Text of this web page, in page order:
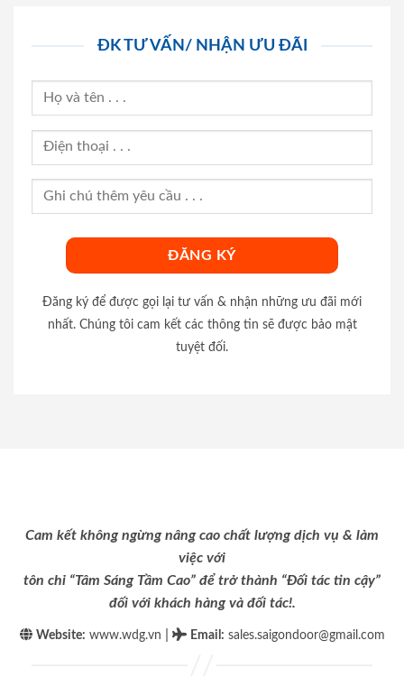
ĐK TƯ VẤN/ NHẬN ƯU ĐÃI
Đăng ký để được gọi lại tư vấn & nhận những ưu đãi mới
nhất. Chúng tôi cam kết các thông tin sẽ được bảo mật
tuyệt đối.
Cam kết không ngừng nâng cao chất lượng dịch vụ & làm
việc với
tôn chỉ “Tâm Sáng Tầm Cao” để trở thành “Đối tác tin cậy”
đối với khách hàng và đối tác!.
Website: www.wdg.vn Email : sales.saigondoor@gmail.com